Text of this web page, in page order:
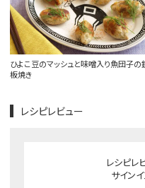
ひよこ豆のマッシュと味噌入り魚団子の
板焼き
レシピレビュー
レシピレ
サイン